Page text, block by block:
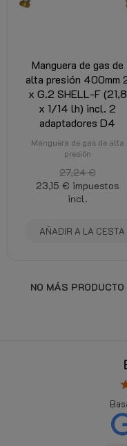
Manguera de gas de
alta presión 400mm
x G.2 SHELL-F (21,8
x 1/14 lh) incl. 2
adaptadores D4
Manguera de gas de alta
presión
27,24 €
23,15 € impuestos
incl.
AÑADIR A LA CESTA
NO MÁS